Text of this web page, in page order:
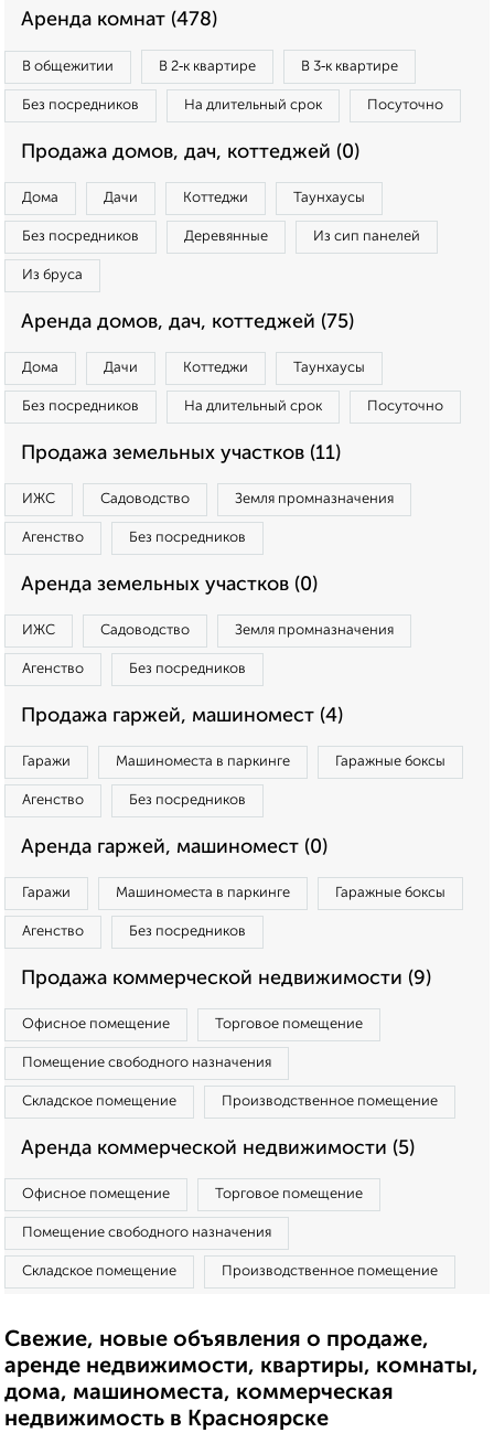
Аренда комнат (478)
В общежитии В 2‑к квартире В 3‑к квартире
Без посредников На длительный срок Посуточно
Продажа домов, дач, коттеджей (0)
Дома Дачи Коттеджи Таунхаусы
Без посредников Деревянные Из сип панелей
Из бруса
Аренда домов, дач, коттеджей (75)
Дома Дачи Коттеджи Таунхаусы
Без посредников На длительный срок Посуточно
Продажа земельных участков (11)
ИЖС Садоводство Земля промназначения
Агенство Без посредников
Аренда земельных участков (0)
ИЖС Садоводство Земля промназначения
Агенство Без посредников
Продажа гаржей, машиномест (4)
Гаражи Машиноместа в паркинге Гаражные боксы
Агенство Без посредников
Аренда гаржей, машиномест (0)
Гаражи Машиноместа в паркинге Гаражные боксы
Агенство Без посредников
Продажа коммерческой недвижимости (9)
Офисное помещение Торговое помещение
Помещение свободного назначения
Складское помещение Производственное помещение
Аренда коммерческой недвижимости (5)
Офисное помещение Торговое помещение
Помещение свободного назначения
Складское помещение Производственное помещение
Свежие, новые объявления о продаже,
аренде недвижимости, квартиры, комнаты,
дома, машиноместа, коммерческая
недвижимость в Красноярске